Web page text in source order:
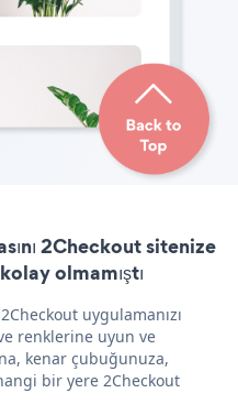
2Checkout sitenize
olmamıştı
uygulamanızı
renklerine uyun ve
kenar çubuğunuza,
bir yere 2Checkout